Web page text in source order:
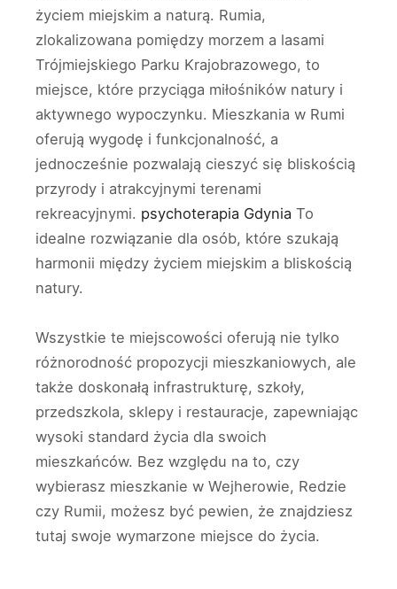
życiem miejskim a naturą. Rumia,
zlokalizowana pomiędzy morzem a lasami
Trójmiejskiego Parku Krajobrazowego, to
miejsce, które przyciąga miłośników natury i
aktywnego wypoczynku. Mieszkania w Rumi
oferują wygodę i funkcjonalność, a
jednocześnie pozwalają cieszyć się bliskością
przyrody i atrakcyjnymi terenami
rekreacyjnymi. psychoterapia Gdynia To
idealne rozwiązanie dla osób, które szukają
harmonii między życiem miejskim a bliskością
natury.
Wszystkie te miejscowości oferują nie tylko
różnorodność propozycji mieszkaniowych, ale
także doskonałą infrastrukturę, szkoły,
przedszkola, sklepy i restauracje, zapewniając
wysoki standard życia dla swoich
mieszkańców. Bez względu na to, czy
wybierasz mieszkanie w Wejherowie, Redzie
czy Rumii, możesz być pewien, że znajdziesz
tutaj swoje wymarzone miejsce do życia.